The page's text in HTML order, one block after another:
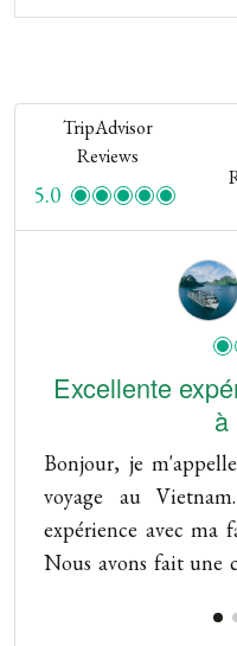
TripAdvisor
Reviews
5.0
Excellente
à
Bonjour, je
voyage au
expérience avec ma
Nous avons fait une
frais et, surtout, un